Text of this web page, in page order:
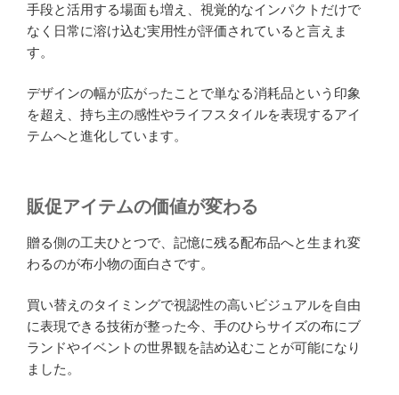
手段と活用する場面も増え、視覚的なインパクトだけで
なく日常に溶け込む実用性が評価されていると言えま
す。
デザインの幅が広がったことで単なる消耗品という印象
を超え、持ち主の感性やライフスタイルを表現するアイ
テムへと進化しています。
販促アイテムの価値が変わる
贈る側の工夫ひとつで、記憶に残る配布品へと生まれ変
わるのが布小物の面白さです。
買い替えのタイミングで視認性の高いビジュアルを自由
に表現できる技術が整った今、手のひらサイズの布にブ
ランドやイベントの世界観を詰め込むことが可能になり
ました。